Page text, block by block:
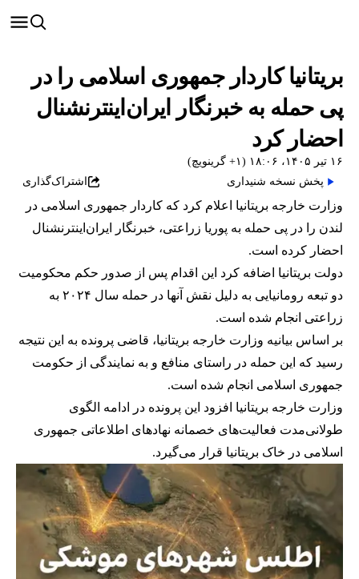
بریتانیا کاردار جمهوری اسلامی را در
پی حمله به خبرنگار ایران‌اینترنشنال
احضار کرد
۱۶ تیر ۱۴۰۵، ۱۸:۰۶ (‎+۱ گرینویچ)
پخش نسخه شنیداری
اشتراک‌گذاری
وزارت خارجه بریتانیا اعلام کرد که کاردار جمهوری اسلامی در
لندن را در پی حمله به پوریا زراعتی، خبرنگار ایران‌اینترنشنال
احضار کرده است.
دولت بریتانیا اضافه کرد این اقدام پس از صدور حکم محکومیت
دو تبعه رومانیایی به دلیل نقش آنها در حمله سال ۲۰۲۴ به
زراعتی انجام شده است.
بر اساس بیانیه وزارت خارجه بریتانیا، قاضی پرونده به این نتیجه
رسید که این حمله در راستای منافع و به نمایندگی از حکومت
جمهوری اسلامی انجام شده است.
وزارت خارجه بریتانیا افزود این پرونده در ادامه الگوی
طولانی‌مدت فعالیت‌های خصمانه نهادهای اطلاعاتی جمهوری
اسلامی در خاک بریتانیا قرار می‌گیرد.